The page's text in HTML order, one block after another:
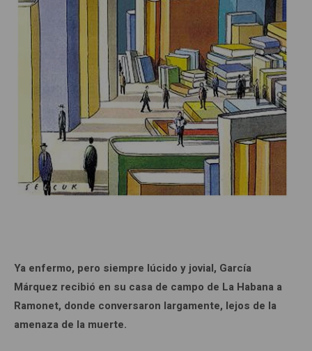
Ya enfermo, pero siempre lúcido y jovial, García
Márquez recibió en su casa de campo de La Habana a
Ramonet, donde conversaron largamente, lejos de la
amenaza de la muerte.